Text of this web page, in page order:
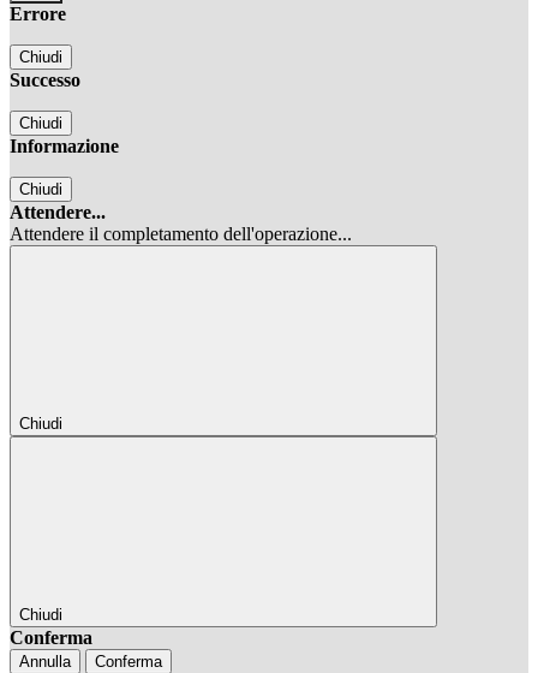
Errore
Chiudi
Successo
Chiudi
Informazione
Chiudi
Attendere...
Attendere il completamento dell'operazione...
Chiudi
Chiudi
Conferma
Annulla Conferma